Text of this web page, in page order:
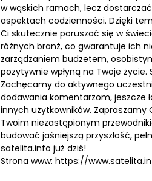
w wąskich ramach, lecz
aspektach codzienności. Dzięki
Ci skutecznie poruszać się w
różnych branż, co gwarantuje ich
zarządzaniem budżetem,
pozytywnie wpłyną na Twoje
Zachęcamy do aktywnego
dodawania komentarzom, jeszcze
innych użytkowników. Zapraszamy
Twoim niezastąpionym
budować jaśniejszą przyszłość,
satelita.info już dziś!
Strona www: https://